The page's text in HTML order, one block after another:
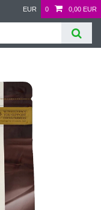
EUR 0 0,00 EUR